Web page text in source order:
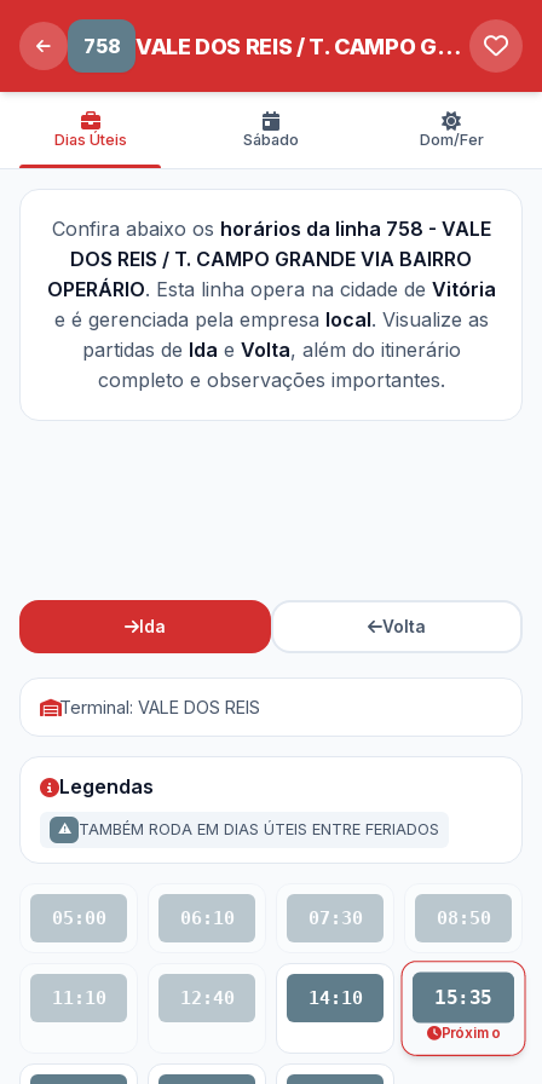
758 VALE DOS REIS / T. CAMPO GRANDE VIA BAIRRO OPERÁRIO
Dias Úteis Sábado Dom/Fer
Confira abaixo os horários da linha 758 - VALE
DOS REIS / T. CAMPO GRANDE VIA BAIRRO
OPERÁRIO. Esta linha opera na cidade de Vitória
e é gerenciada pela empresa local. Visualize as
partidas de Ida e Volta, além do itinerário
completo e observações importantes.
Ida Volta
Terminal: VALE DOS REIS
Legendas
⚠ TAMBÉM RODA EM DIAS ÚTEIS ENTRE FERIADOS
05:00 06:10 07:30 08:50
11:10 12:40 14:10 15:35
Próximo